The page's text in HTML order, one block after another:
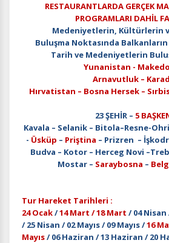
RESTAURANTLARDA GERÇEK
PROGRAMLARI DAHİL
Medeniyetlerin, Kültürlerin
Buluşma Noktasında
Tarih ve Medeniyetlerin
Yunanistan -
Arnavutluk –
Hırvatistan – Bosna Hersek –
23 ŞEHİR – 5
Kavala – Selanik – Bitola–Resne-
- Üsküp – Priştina – Prizren –
Budva – Kotor – Herceg Novi
Mostar – Saraybosna –
Tur Hareket Tarihleri :
24 Ocak/14 Mart / 18 Mart / 04
/ 25 Nisan / 02 Mayıs / 09 Mayıs /16
Mayıs/ 06 Haziran / 13 Haziran / 20